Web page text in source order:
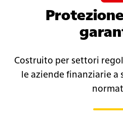
Costruito per settori
le aziende finanziarie